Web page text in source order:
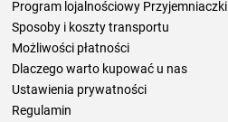
Program lojalnościowy Przyjemniaczki
Sposoby i koszty transportu
Możliwości płatności
Dlaczego warto kupować u nas
Ustawienia prywatności
Regulamin